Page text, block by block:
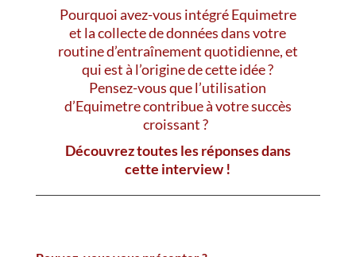
Pourquoi avez-vous intégré Equimetre
et la collecte de données dans votre
routine d’entraînement quotidienne, et
qui est à l’origine de cette idée ?
Pensez-vous que l’utilisation
d’Equimetre contribue à votre succès
croissant ?
Découvrez toutes les réponses dans
cette interview !